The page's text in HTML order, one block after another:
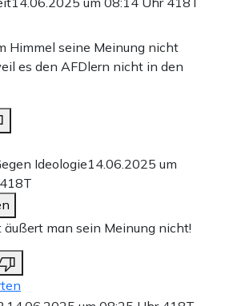
Himmel seine Meinung nicht
es den AFDlern nicht in den
Ideologie14.06.2025 um
418T
äußert man sein Meinung nicht!